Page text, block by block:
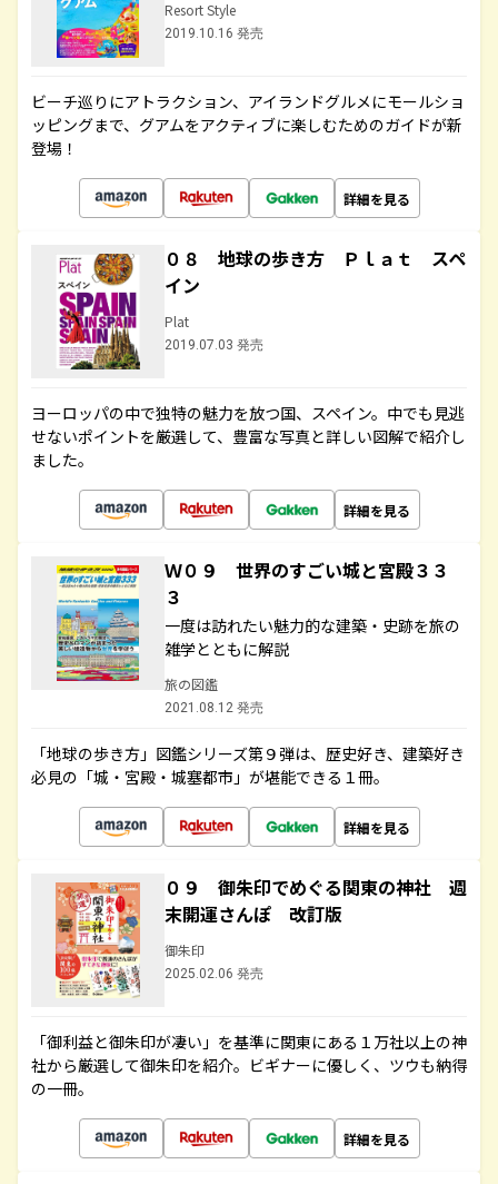
Resort Style
2019.10.16 発売
ビーチ巡りにアトラクション、アイランドグルメにモールショ
ッピングまで、グアムをアクティブに楽しむためのガイドが新
登場！
詳細を見る
０８ 地球の歩き方 Ｐｌａｔ スペ
イン
Plat
2019.07.03 発売
ヨーロッパの中で独特の魅力を放つ国、スペイン。中でも見逃
せないポイントを厳選して、豊富な写真と詳しい図解で紹介し
ました。
詳細を見る
Ｗ０９ 世界のすごい城と宮殿３３
３
一度は訪れたい魅力的な建築・史跡を旅の
雑学とともに解説
旅の図鑑
2021.08.12 発売
「地球の歩き方」図鑑シリーズ第９弾は、歴史好き、建築好き
必見の「城・宮殿・城塞都市」が堪能できる１冊。
詳細を見る
０９ 御朱印でめぐる関東の神社 週
末開運さんぽ 改訂版
御朱印
2025.02.06 発売
「御利益と御朱印が凄い」を基準に関東にある１万社以上の神
社から厳選して御朱印を紹介。ビギナーに優しく、ツウも納得
の一冊。
詳細を見る